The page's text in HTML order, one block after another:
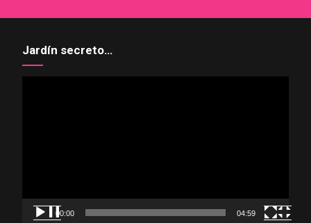
Jardín secreto…
00:00 04:59